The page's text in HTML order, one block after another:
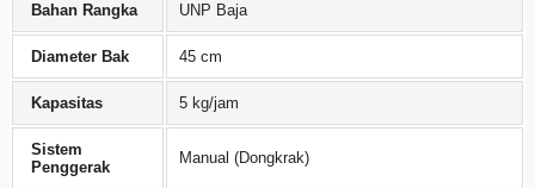
Bahan Rangka UNP Baja
Diameter Bak 45 cm
Kapasitas 5 kg/jam
Sistem
Penggerak
Manual (Dongkrak)